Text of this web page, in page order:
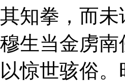
其知拳，而
穆生当金虏
以惊世骇俗